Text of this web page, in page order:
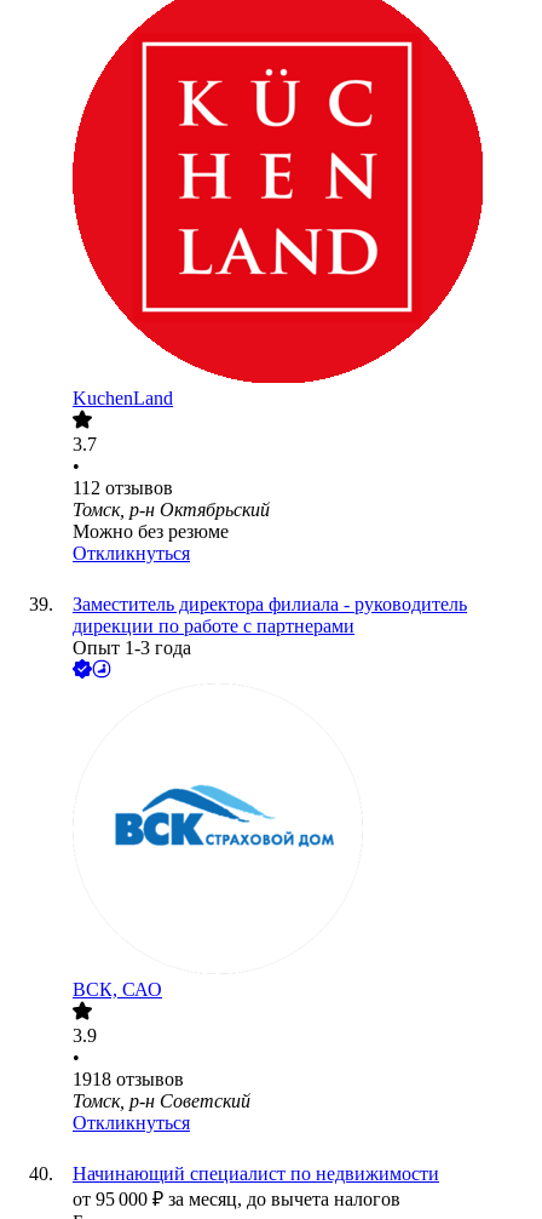
KuchenLand
3.7
•
112 отзывов
Томск, р-н Октябрьский
Можно без резюме
Откликнуться
Заместитель директора филиала - руководитель
дирекции по работе с партнерами
Опыт 1-3 года
ВСК, САО
3.9
•
1918 отзывов
Томск, р-н Советский
Откликнуться
Начинающий специалист по недвижимости
от 95 000 ₽ за месяц, до вычета налогов